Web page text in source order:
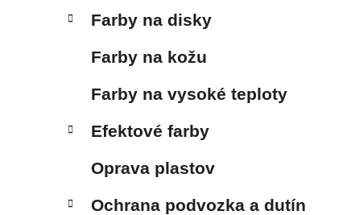
Farby na disky
Farby na kožu
Farby na vysoké teploty
Efektové farby
Oprava plastov
Ochrana podvozka a dutín